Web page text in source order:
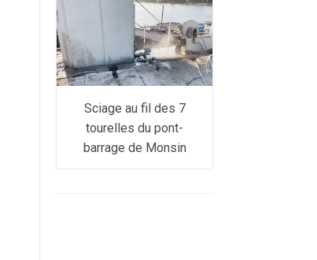
Sciage au fil des 7
tourelles du pont-
barrage de Monsin